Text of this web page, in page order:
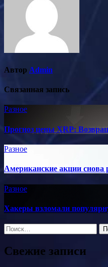
Автор Admin
Связанная запись
Разное
Прогноз цены XRP:
Разное
Американские акции снова
Разное
Хакеры взломали
Найти:
Свежие записи